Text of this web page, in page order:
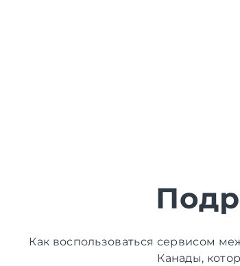
Как воспользоваться сервисом
Канады,